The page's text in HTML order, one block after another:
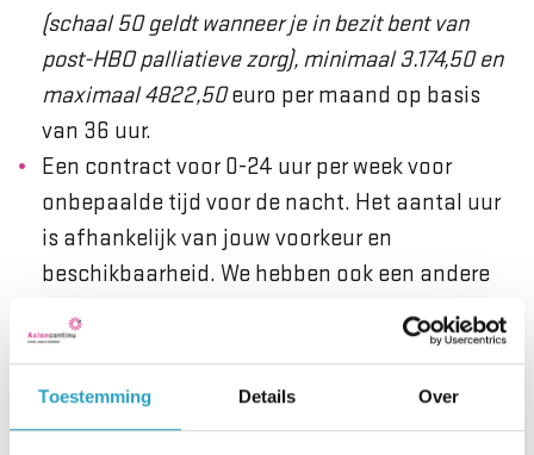
Toestemming Details Over
(schaal 50 geldt wanneer je in bezit bent van
post-HBO palliatieve zorg), minimaal 3.174,50 en
maximaal 4822,50euro per maand op basis
van 36 uur.
Een contract voor 0-24 uur per week voor
onbepaalde tijd voor de nacht. Het aantal uur
is afhankelijk van jouw voorkeur en
beschikbaarheid. We hebben ook een andere
vaste vacature voor wisselende diensten.
8% vakantietoeslag.